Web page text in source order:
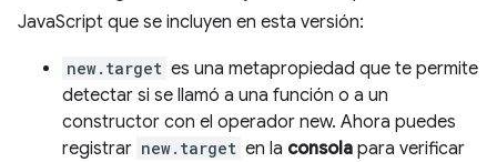
JavaScript que se incluyen en esta versión:
new.target es una metapropiedad que te permite
detectar si se llamó a una función o a un
constructor con el operador new. Ahora puedes
registrar new.target en la consola para verificar